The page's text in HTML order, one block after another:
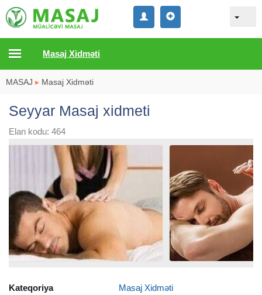
Masaj Xidməti
MASAJ ▸ Masaj Xidməti
Seyyar Masaj xidmeti
Elan kodu: 464
Kateqoriya Masaj Xidməti